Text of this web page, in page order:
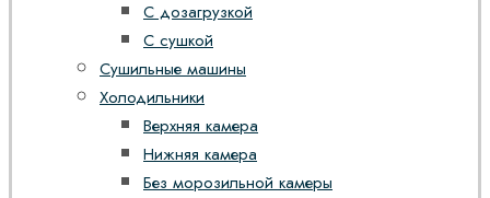
С дозагрузкой
С сушкой
Сушильные машины
Холодильники
Верхняя камера
Нижняя камера
Без морозильной камеры